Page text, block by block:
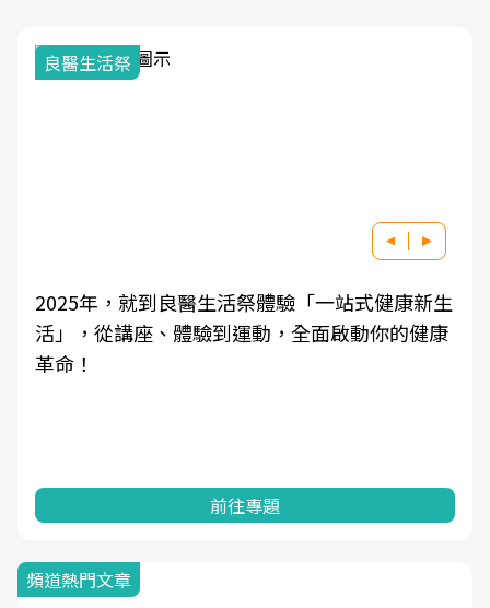
良醫生活祭
2025年，就到良醫生活祭體驗「一站式健康新生
活」，從講座、體驗到運動，全面啟動你的健康
革命！
前往專題
頻道熱門文章